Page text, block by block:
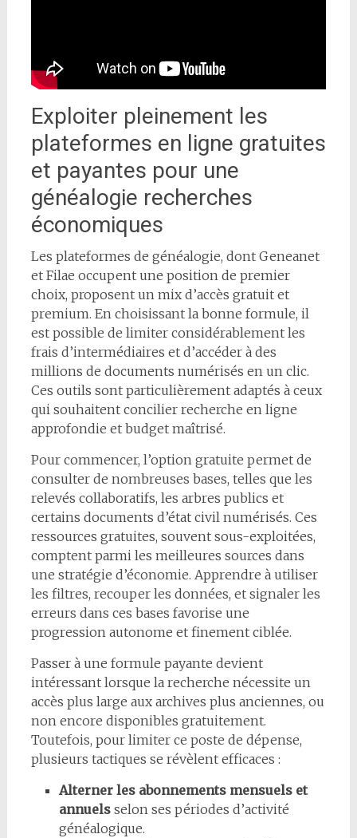
Exploiter pleinement les
plateformes en ligne gratuites
et payantes pour une
généalogie recherches
économiques
Les plateformes de généalogie, dont Geneanet
et Filae occupent une position de premier
choix, proposent un mix d’accès gratuit et
premium. En choisissant la bonne formule, il
est possible de limiter considérablement les
frais d’intermédiaires et d’accéder à des
millions de documents numérisés en un clic.
Ces outils sont particulièrement adaptés à ceux
qui souhaitent concilier recherche en ligne
approfondie et budget maîtrisé.
Pour commencer, l’option gratuite permet de
consulter de nombreuses bases, telles que les
relevés collaboratifs, les arbres publics et
certains documents d’état civil numérisés. Ces
ressources gratuites, souvent sous-exploitées,
comptent parmi les meilleures sources dans
une stratégie d’économie. Apprendre à utiliser
les filtres, recouper les données, et signaler les
erreurs dans ces bases favorise une
progression autonome et finement ciblée.
Passer à une formule payante devient
intéressant lorsque la recherche nécessite un
accès plus large aux archives plus anciennes, ou
non encore disponibles gratuitement.
Toutefois, pour limiter ce poste de dépense,
plusieurs tactiques se révèlent efficaces :
Alterner les abonnements mensuels et
annuelsselon ses périodes d’activité
généalogique.